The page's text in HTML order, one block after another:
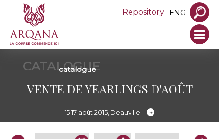
Repository ENG
CATALOGUE
catalogue
VENTE DE YEARLINGS D'AOÛT
15 17 août 2015, Deauville